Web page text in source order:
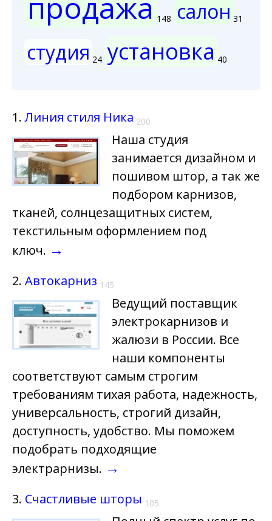
148 салон 31
студия 24 установка 40
1.Линия стиля Ника 200
Наша студия
занимается дизайном и
пошивом штор, а так же
подбором карнизов,
тканей, солнцезащитных систем,
текстильным оформлением под
ключ. →
2. Автокарниз 145
Ведущий поставщик
электрокарнизов и
жалюзи в России. Все
наши компоненты
соответствуют самым строгим
требованиям тихая работа, надежность,
универсальность, строгий дизайн,
доступность, удобство. Мы поможем
подобрать подходящие
электрарнизы. →
3. Счастливые шторы 105